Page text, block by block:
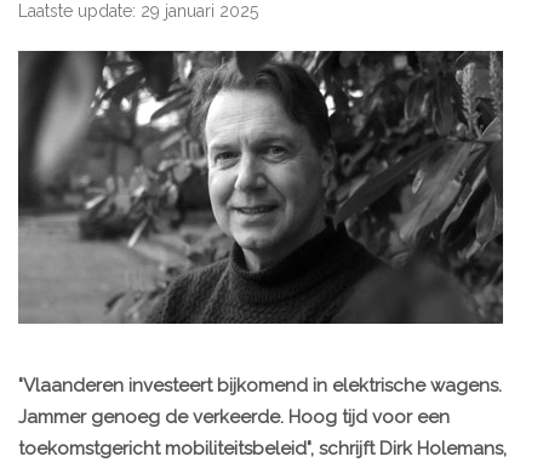
Laatste update: 29 januari 2025
"Vlaanderen investeert bijkomend in elektrische wagens.
Jammer genoeg de verkeerde. Hoog tijd voor een
toekomstgericht mobiliteitsbeleid", schrijft Dirk Holemans,